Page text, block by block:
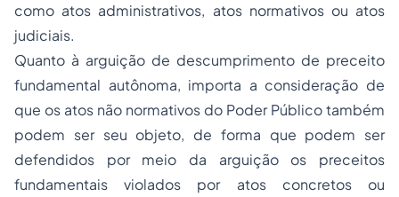
como atos administrativos, atos normativos ou atos
judiciais.
Quanto à arguição de descumprimento de preceito
fundamental autônoma, importa a consideração de
que os atos não normativos do Poder Público também
podem ser seu objeto, de forma que podem ser
defendidos por meio da arguição os preceitos
fundamentais violados por atos concretos ou